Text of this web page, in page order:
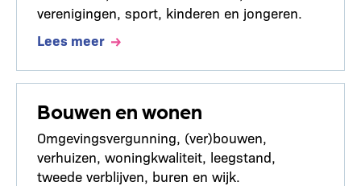
verenigingen, sport, kinderen en jongeren.
Lees meer
Bouwen en wonen
Omgevingsvergunning, (ver)bouwen,
verhuizen, woningkwaliteit, leegstand,
tweede verblijven, buren en wijk.